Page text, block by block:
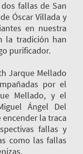
fallas de San
Óscar Villada y
en nuestra
la tradición han
purificador.
Jarque Mellado
por el
Mellado, y el
Ángel Del
la traca
fallas y
como las fallas